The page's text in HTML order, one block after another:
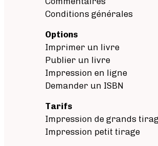
Conditions générales
Options
Imprimer un livre
Publier un livre
Impression en ligne
Demander un ISBN
Tarifs
Impression de grands
Impression petit tirage